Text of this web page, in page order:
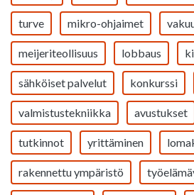
turve mikro-ohjaimet
meijeriteollisuus lobbaus
sähköiset palvelut konkurssi
valmistustekniikka avustukset
tutkinnot yrittäminen
rakennettu ympäristö